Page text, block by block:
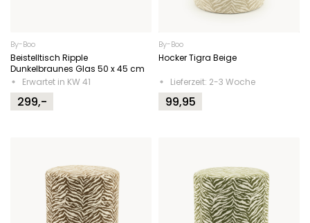
By-Boo
Beistelltisch Ripple
Dunkelbraunes Glas 50 x 45 cm
Erwartet in KW 41
299,-
By-Boo
Hocker Tigra Beige
Lieferzeit: 2-3 Woche
99,95